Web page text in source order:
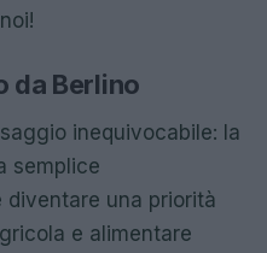
da Berlino
inequivocabile: la
semplice
diventare una priorità
e alimentare